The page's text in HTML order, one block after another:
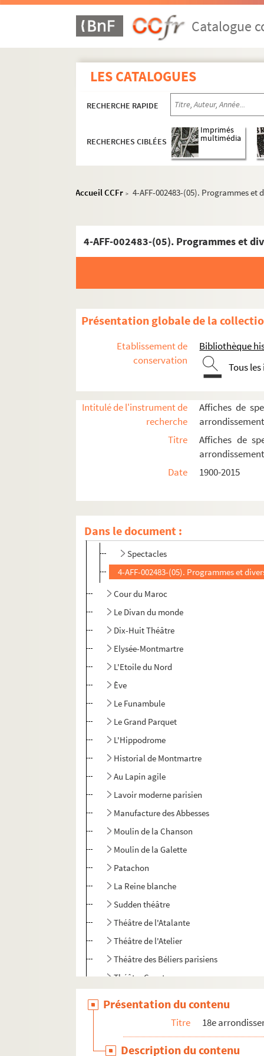
Catalogue
LES CATALOGUES
RECHERCHE RAPIDE
RECHERCHES CIBLÉES
Imprimés
multimédia
Accueil CCFr > 4-AFF-002483-(05). Programmes et
4-AFF-002483-(05). Programmes et
Présentation globale de la
Etablissement de
conservation
Bibliothèque
Tous
Intitulé de l'instrument de
recherche
Affiches de
Titre
Affiches de
Date
1900-2015
Dans le document :
16e arrondissement
17e arrondissement
18e arrondissement
Les Abbesses
L'Archipel
Art et Action
Bal du Moulin Rouge
Ciné 13 Théâtre. Ciné-Théâtre du Moulin
Cirque Médrano
Spectacles
4-AFF-002483-(05). Programmes et
Cour du Maroc
Le Divan du monde
Dix-Huit Théâtre
Elysée-Montmartre
L'Etoile du Nord
Ève
Le Funambule
Le Grand Parquet
L'Hippodrome
Historial de Montmartre
Au Lapin agile
Lavoir moderne parisien
Manufacture des Abbesses
Moulin de la Chanson
Moulin de la Galette
Patachon
La Reine blanche
Sudden théâtre
Théâtre de l'Atalante
Théâtre de l'Atelier
Théâtre des Béliers parisiens
Théâtre Constance
Théâtre de l'Hôpital Bretonneau
Présentation du contenu
Titre 18e
Description du contenu